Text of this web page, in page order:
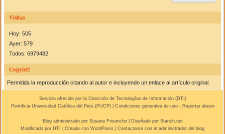
Visitas
Hoy: 505
Ayer: 579
Todos: 6979482
Copyleft
Permitida la reproducción citando al autor e incluyendo un enlace al artículo original.
Servicio ofrecido por la Dirección de Tecnologías de Información (DTI )
Pontificia Universidad Católica del Perú (PUCP) | Condiciones generales de uso- Reportar abuso
Blog administrado por Susana Frisancho| Diseñado por Stanch.net
Modificado por DTI Creado con WordPress | Contactarse con el administrador del blog